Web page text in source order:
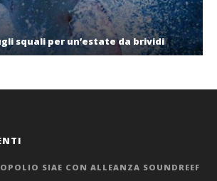
squali per un’estate da brividi
SIAE CON ALLEANZA SOUNDREEF